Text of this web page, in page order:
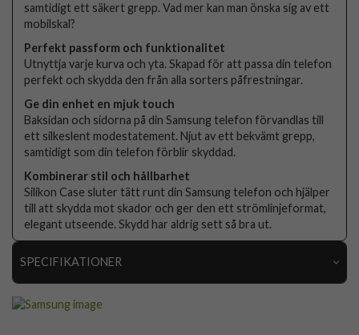
samtidigt ett säkert grepp. Vad mer kan man önska sig av ett
mobilskal?
Perfekt passform och funktionalitet
Utnyttja varje kurva och yta. Skapad för att passa din telefon
perfekt och skydda den från alla sorters påfrestningar.
Ge din enhet en mjuk touch
Baksidan och sidorna på din Samsung telefon förvandlas till
ett silkeslent modestatement. Njut av ett bekvämt grepp,
samtidigt som din telefon förblir skyddad.
Kombinerar stil och hållbarhet
Silikon Case sluter tätt runt din Samsung telefon och hjälper
till att skydda mot skador och ger den ett strömlinjeformat,
elegant utseende. Skydd har aldrig sett så bra ut.
SPECIFIKATIONER